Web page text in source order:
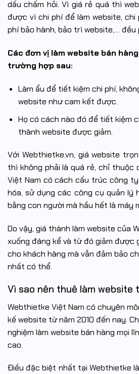
dấu chấm hỏi. Vì giá rẻ quá thì
được vì chi phí để làm website,
phí bảo hành, bảo trì website,… đều
Các đơn vị làm website bán
trường hợp sau:
Làm ẩu để tiết kiệm chi phí,
website như cam kết được.
Họ có cách nào đó để tiết kiệm
thành website được giảm.
Với Webthietke.vn, giá website
thì không phải là quá rẻ, chỉ thuộc
Việt Nam có cách cấu trúc công
hóa, sử dụng các công cụ quản lý
bằng con người mà hầu hết là máy
Do vậy, giá thành làm website của
xuống đáng kể và từ đó giảm được
cho khách hàng mà vẫn đảm bảo
nhất có thể.
Vì sao nên thuê làm website
Webthietke Việt Nam có chuyên
kế website từ năm 2010 đến nay.
nghiệm làm website bán hàng mọi
cao.
Điều đặc biệt nhất tại Webthietke